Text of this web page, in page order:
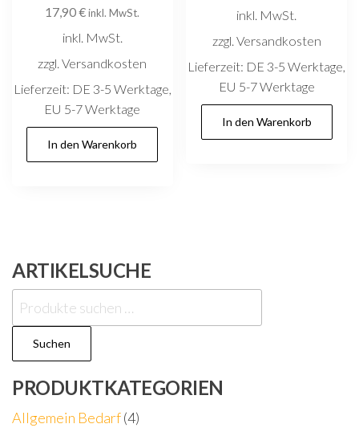
17,90€ inkl. MwSt.
inkl. MwSt.
zzgl. Versandkosten
Lieferzeit: DE 3-5 Werktage,
EU 5-7 Werktage
In den Warenkorb
inkl. MwSt.
zzgl. Versandkosten
Lieferzeit: DE 3-5 Werktage,
EU 5-7 Werktage
In den Warenkorb
ARTIKELSUCHE
Suchen
nach:
Suchen
PRODUKTKATEGORIEN
Allgemein Bedarf(4)